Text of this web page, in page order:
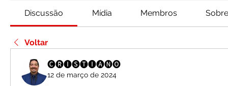
Discussão Mídia Membros
Voltar
🅒🅡🅘🅢🅣🅘🅐🅝🅞
12 de março de 2024